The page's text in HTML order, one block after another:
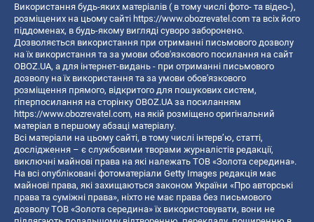
Використання будь-яких матеріалів ( в тому числі фото- та відео-),
розміщених на цьому сайті https://www.obozrevatel.com та всіх його
піддоменах, в будь-якому вигляді суворо заборонено.
Дозволяється використання при отриманні письмового дозволу
на їх використання та за умови обов'язкового посилання на сайт
OBOZ.UA, а для інтернет-видань - при отриманні письмового
дозволу на їх використання та за умови обов'язкового
розміщення прямого, відкритого для пошукових систем,
гіперпосилання на сторінку OBOZ.UA за посиланням
https://www.obozrevatel.com, на якій розміщено оригінальний
матеріал в першому абзаці матеріалу.
Всі матеріали на цьому сайті, в тому числі інтерв’ю, статті,
дослідження – є службовими творами журналістів редакції,
виключні майнові права на які належать ТОВ «Золота середина».
На всі опубліковані фотоматеріали Getty Images редакція має
майнові права, які захищаються законом України «Про авторські
права та суміжні права», ніхто не має права без письмового
дозволу ТОВ «Золота середина» їх використовувати, вони не